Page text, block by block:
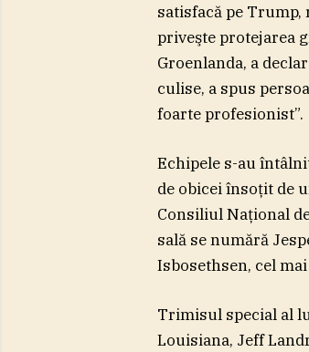
satisfacă pe Trump,
priveşte protejarea
Groenlanda, a
culise, a spus
foarte profesionist”.
Echipele s-au
de obicei însoţit de
Consiliul Naţional
sală se numără
Isbosethsen, cel
Trimisul special al
Louisiana, Jeff